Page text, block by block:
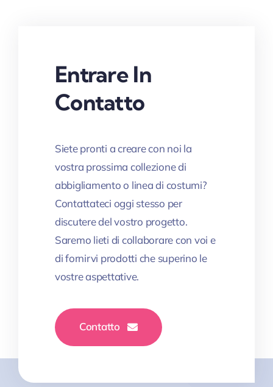
Entrare In
Contatto
Siete pronti a creare con noi la
vostra prossima collezione di
abbigliamento o linea di costumi?
Contattateci oggi stesso per
discutere del vostro progetto.
Saremo lieti di collaborare con voi e
di fornirvi prodotti che superino le
vostre aspettative.
Contatto